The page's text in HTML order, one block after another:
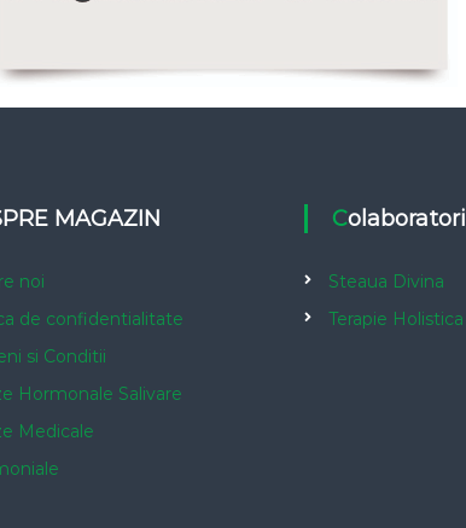
MAGAZIN
noi
de confidentialitate
si Conditii
Hormonale Salivare
Medicale
Colaboratori
Steaua Divina
Terapie Holistica